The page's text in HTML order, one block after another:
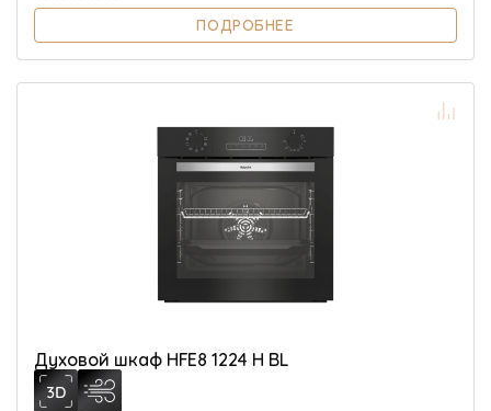
ПОДРОБНЕЕ
Духовой шкаф HFE8 1224 H BL